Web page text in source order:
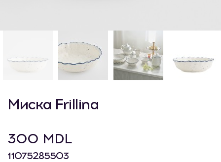
Миска Frillina
300 MDL
11075285503